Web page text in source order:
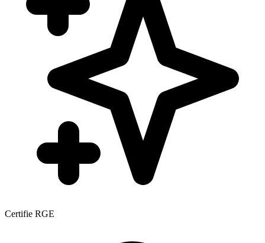
Certifie RGE